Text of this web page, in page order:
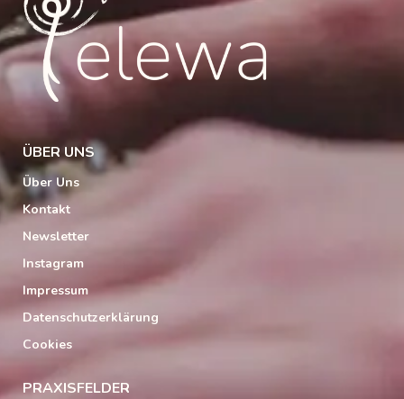
ÜBER UNS
Über Uns
Kontakt
Newsletter
Instagram
Impressum
Datenschutzerklärung
Cookies
PRAXISFELDER